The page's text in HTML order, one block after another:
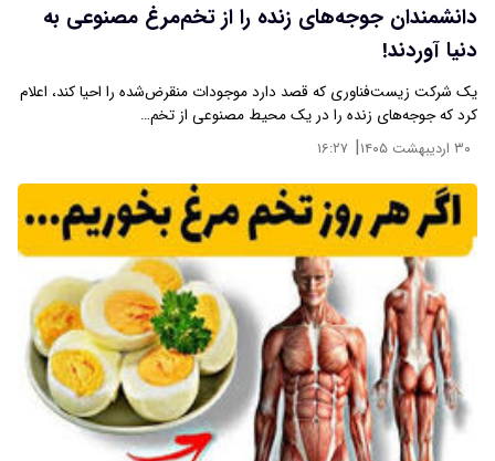
دانشمندان جوجه‌های زنده را از تخم‌مرغ مصنوعی به
دنیا آوردند!
یک شرکت زیست‌فناوری که قصد دارد موجودات منقرض‌شده را احیا کند، اعلام
کرد که جوجه‌های زنده را در یک محیط مصنوعی از تخم…
۳۰ اردیبهشت ۱۴۰۵ | ۱۶:۲۷